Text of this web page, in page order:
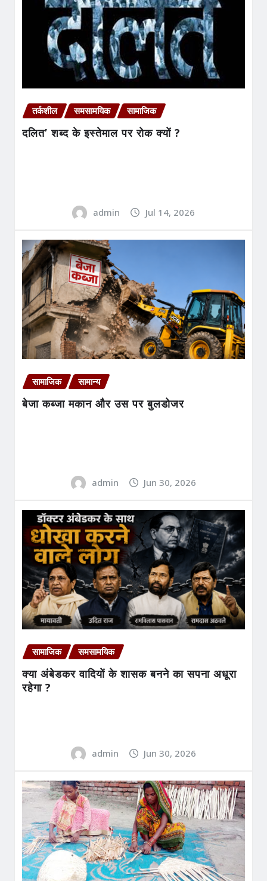
तर्कशील समसामयिक सामाजिक
दलित’ शब्द के इस्तेमाल पर रोक क्यों ?
admin Jul 14, 2026
सामाजिक सामान्य
बेजा कब्जा मकान और उस पर बुलडोजर
admin Jun 30, 2026
सामाजिक समसामयिक
क्या अंबेडकर वादियों के शासक बनने का सपना अधूरा
रहेगा ?
admin Jun 30, 2026